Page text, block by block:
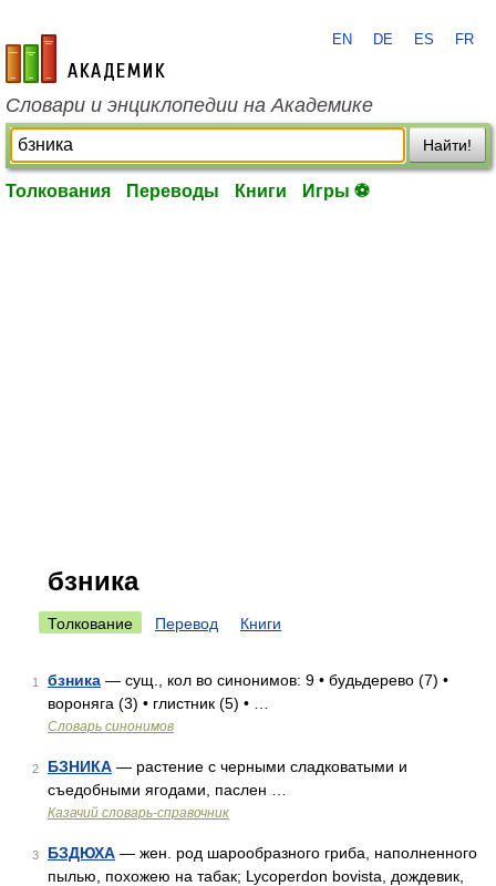
academic.ru
EN DE ES FR
Словари и энциклопедии на Академике
Найти!
Толкования Переводы Книги Игры ⚽
бзника
Толкование Перевод Книги
1 бзника — сущ., кол во синонимов: 9 • будьдерево (7) •
вороняга (3) • глистник (5) • …
Словарь синонимов
2 БЗНИКА — растение с черными сладковатыми и
съедобными ягодами, паслен …
Казачий словарь-справочник
3 БЗДЮХА — жен. род шарообразного гриба, наполненного
пылью, похожею на табак; Lycoperdon bovista, дождевик,